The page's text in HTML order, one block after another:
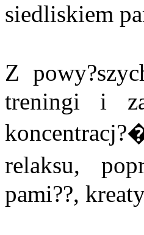
siedliskiem
Z
treningi i
relaksu,
pami??,